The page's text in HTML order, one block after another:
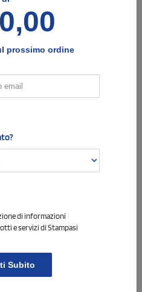
- EVENTUALE TESTO DA
e il testo che vorrai
prossimo ordine
di informazioni
e servizi di Stampasi
Subito